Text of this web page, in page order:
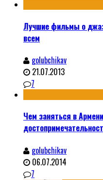
Лучшие фильмы о
всем
golubchikav
21.07.2013
7
Чем заняться в
golubchikav
06.07.2014
7